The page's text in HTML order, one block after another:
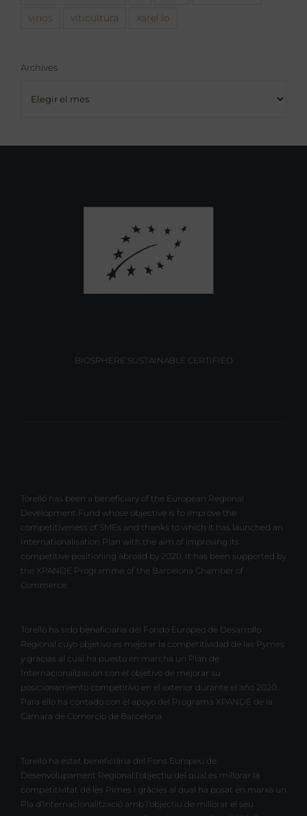
vinos viticultura xarel·lo
Archives
BIOSPHERE SUSTAINABLE CERTIFIED
Torelló has been a beneficiary of the European Regional
Development Fund whose objective is to improve the
competitiveness of SMEs and thanks to which it has launched an
Internationalisation Plan with the aim of improving its
competitive positioning abroad by 2020. It has been supported by
the XPANDE Programme of the Barcelona Chamber of
Commerce.
Torelló ha sido beneficiaria del Fondo Europeo de Desarrollo
Regional cuyo objetivo es mejorar la competitividad de las Pymes
y gracias al cual ha puesto en marcha un Plan de
Internacionalización con el objetivo de mejorar su
posicionamiento competitivo en el exterior durante el año 2020.
Para ello ha contado con el apoyo del Programa XPANDE de la
Cámara de Comercio de Barcelona.
Torelló ha estat beneficiària del Fons Europeu de
Desenvolupament Regional l’objectiu del qual és millorar la
competitivitat de les Pimes i gràcies al qual ha posat en marxa un
Pla d’Internacionalització amb l’objectiu de millorar el seu